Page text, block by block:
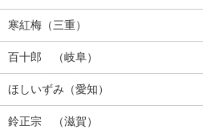
寒紅梅（三重）
百十郎 （岐阜）
ほしいずみ（愛知）
鈴正宗 （滋賀）